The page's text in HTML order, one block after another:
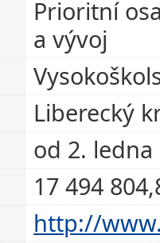
Prioritní
a vývoj
Liberecký
od 2. ledna
17 494
http://